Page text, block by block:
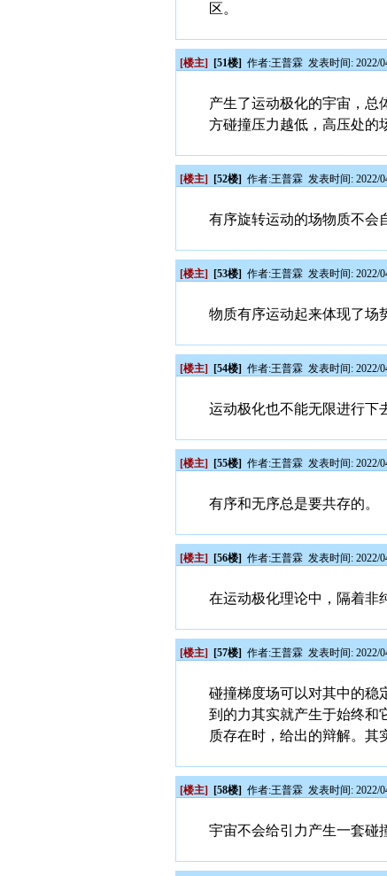
区。
[楼主] [51楼] 作者:王普霖 发表时间: 2022/
产生了运动极化的宇宙，总
方碰撞压力越低，高压处的
[楼主] [52楼] 作者:王普霖 发表时间: 2022/
有序旋转运动的场物质不会
[楼主] [53楼] 作者:王普霖 发表时间: 2022/
物质有序运动起来体现了场
[楼主] [54楼] 作者:王普霖 发表时间: 2022/
运动极化也不能无限进行下
[楼主] [55楼] 作者:王普霖 发表时间: 2022/
有序和无序总是要共存的。
[楼主] [56楼] 作者:王普霖 发表时间: 2022/
在运动极化理论中，隔着非
[楼主] [57楼] 作者:王普霖 发表时间: 2022/
碰撞梯度场可以对其中的稳
到的力其实就产生于始终和
质存在时，给出的辩解。其
[楼主] [58楼] 作者:王普霖 发表时间: 2022/
宇宙不会给引力产生一套碰